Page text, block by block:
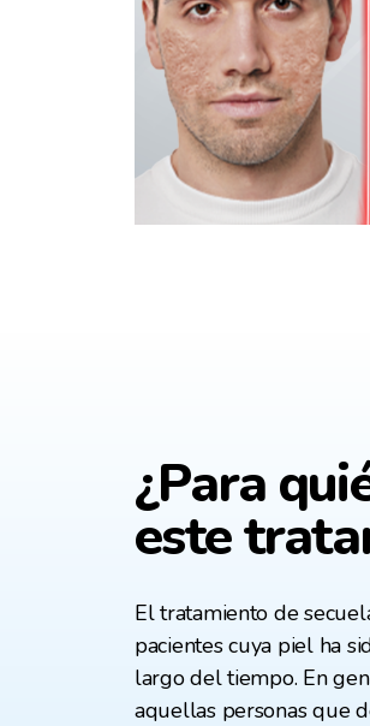
¿Para
este
El tratamiento de
pacientes cuya piel ha
largo del tiempo. En
aquellas personas que